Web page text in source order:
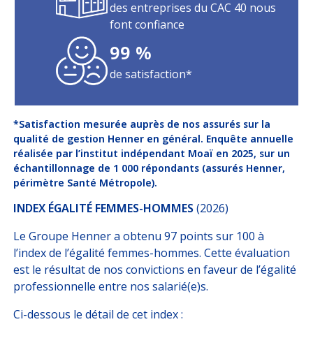
ORGANISATION INTERNATIONALE
CORRESPONDANT D’ENTREPRISE / RH
ESPACE RH GARANTIE OBSÈQUES
des entreprises du CAC 40 nous
font confiance
99 %
de satisfaction*
*Satisfaction mesurée auprès de nos assurés sur la
qualité de gestion Henner en général. Enquête annuelle
réalisée par l’institut indépendant Moaï en 2025, sur un
échantillonnage de 1 000 répondants (assurés Henner,
périmètre Santé Métropole).
INDEX ÉGALITÉ FEMMES-HOMMES(2026)
Le Groupe Henner a obtenu 97 points sur 100 à
l’index de l’égalité femmes-hommes. Cette évaluation
est le résultat de nos convictions en faveur de l’égalité
professionnelle entre nos salarié(e)s.
Ci-dessous le détail de cet index :